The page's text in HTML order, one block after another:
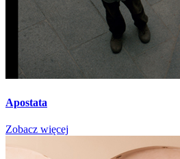
Apostata
Zobacz więcej